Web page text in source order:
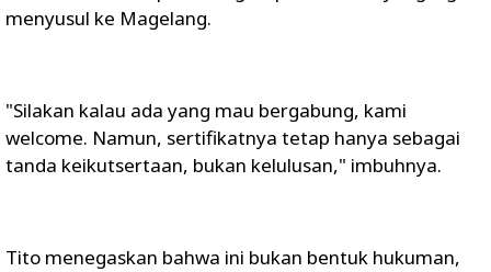
menyusul ke Magelang.
"Silakan kalau ada yang mau bergabung, kami
welcome. Namun, sertifikatnya tetap hanya sebagai
tanda keikutsertaan, bukan kelulusan," imbuhnya.
Tito menegaskan bahwa ini bukan bentuk hukuman,